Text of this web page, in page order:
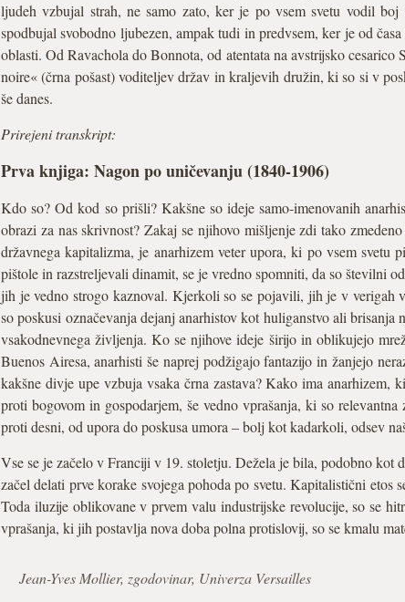
ljudeh vzbujal strah, ne samo zato, ker je po vsem svetu vodil
spodbujal svobodno ljubezen, ampak tudi in predvsem, ker je od
oblasti. Od Ravachola do Bonnota, od atentata na avstrijsko
noire« (črna pošast) voditeljev držav in kraljevih družin, ki so si v
še danes.
Prirejeni transkript:
Prva knjiga: Nagon po uničevanju (1840-1906)
Kdo so? Od kod so prišli? Kakšne so ideje samo-imenovanih
obrazi za nas skrivnost? Zakaj se njihovo mišljenje zdi tako
državnega kapitalizma, je anarhizem veter upora, ki po vsem
pištole in razstreljevali dinamit, se je vredno spomniti, da so številni
jih je vedno strogo kaznoval. Kjerkoli so se pojavili, jih je v
so poskusi označevanja dejanj anarhistov kot huliganstvo ali
vsakodnevnega življenja. Ko se njihove ideje širijo in oblikujejo
Buenos Airesa, anarhisti še naprej podžigajo fantazijo in žanjejo
kakšne divje upe vzbuja vsaka črna zastava? Kako ima
proti bogovom in gospodarjem, še vedno vprašanja, ki so
proti desni, od upora do poskusa umora – bolj kot kadarkoli, odsev
Vse se je začelo v Franciji v 19. stoletju. Dežela je bila, podobno kot
začel delati prve korake svojega pohoda po svetu. Kapitalistični
Toda iluzije oblikovane v prvem valu industrijske revolucije, so se
vprašanja, ki jih postavlja nova doba polna protislovij, so se kmalu
Jean-Yves Mollier, zgodovinar, Univerza Versailles